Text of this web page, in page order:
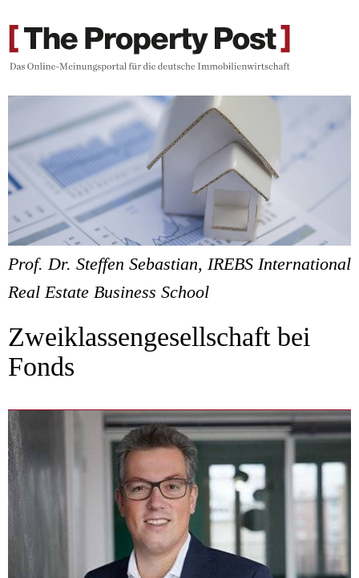
Prof. Dr. Steffen Sebastian, IREBS International
Real Estate Business School
Zweiklassengesellschaft bei
Fonds